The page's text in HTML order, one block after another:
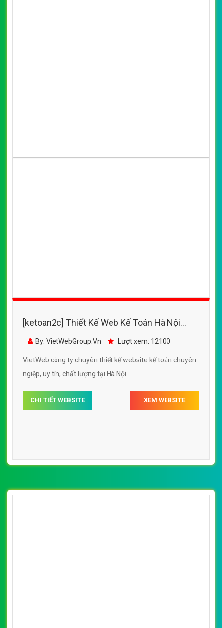
[ketoan2c] Thiết Kế Web Kế Toán Hà Nội
Group đẹp, chuyên nghiệp chuẩn SEO
By: VietWebGroup.Vn Lượt xem: 12100
VietWeb công ty chuyên thiết kế website kế toán chuyên
ngiệp, uy tín, chất lượng tại Hà Nội
CHI TIẾT WEBSITE XEM WEBSITE